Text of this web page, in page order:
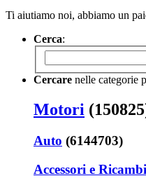
Ti aiutiamo noi, abbiamo un
Cerca:
Cercare nelle categorie
Motori
Auto (6144703)
Accessori e